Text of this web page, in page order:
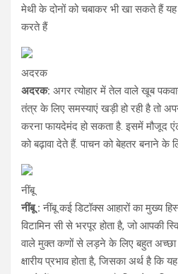
मेथी के दोनों को चबाकर भी खा सकते हैं
करते हैं
अदरक
अदरक: अगर त्योहार में तेल वाले खूब
तंत्र के लिए समस्याएं खड़ी हो रही है तो
करना फायदेमंद हो सकता है. इसमें मौजूद
को बढ़ावा देते हैं. पाचन को बेहतर बनाने
नींबू
नींबू : नींबू कई डिटॉक्स आहारों का मुख्य
विटामिन सी से भरपूर होता है, जो आपकी
वाले मुक्त कणों से लड़ने के लिए बहुत
क्षारीय प्रभाव होता है, जिसका अर्थ है